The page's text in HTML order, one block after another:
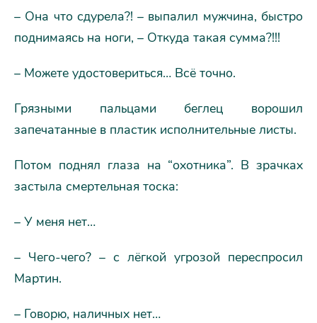
– Она что сдурела?! – выпалил мужчина, быстро
поднимаясь на ноги, – Откуда такая сумма?!!!
– Можете удостовериться… Всё точно.
Грязными пальцами беглец ворошил
запечатанные в пластик исполнительные листы.
Потом поднял глаза на “охотника”. В зрачках
застыла смертельная тоска:
– У меня нет…
– Чего-чего? – с лёгкой угрозой переспросил
Мартин.
– Говорю, наличных нет…